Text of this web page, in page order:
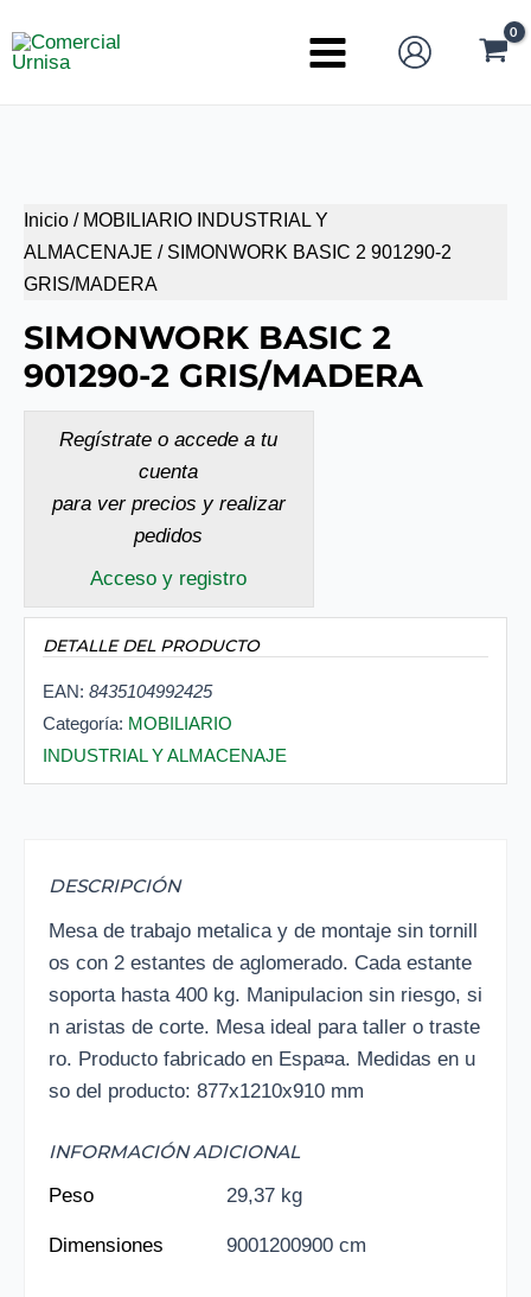
al
Main
Inicio / MOBILIARIO INDUSTRIAL Y
ALMACENAJE / SIMONWORK BASIC 2 901290-2
GRIS/MADERA
SIMONWORK BASIC 2
901290-2 GRIS/MADERA
Regístrate o accede a tu
cuenta
para ver precios y realizar
pedidos
Acceso y registro
DETALLE DEL PRODUCTO
EAN: 8435104992425
Categoría: MOBILIARIO
INDUSTRIAL Y ALMACENAJE
DESCRIPCIÓN
Mesa de trabajo metalica y de montaje sin tornill
os con 2 estantes de aglomerado. Cada estante
soporta hasta 400 kg. Manipulacion sin riesgo, si
n aristas de corte. Mesa ideal para taller o traste
ro. Producto fabricado en Espa¤a. Medidas en u
so del producto: 877x1210x910 mm
INFORMACIÓN ADICIONAL
Peso
29,37 kg
Dimensiones 9001200900 cm